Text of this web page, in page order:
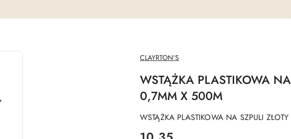
NAZWA
PRODUCENTA:
CLAYRTON'S
WSTĄŻKA PLASTIKOWA
0,7MM X 500M
WSTĄŻKA PLASTIKOWA NA SZPULI